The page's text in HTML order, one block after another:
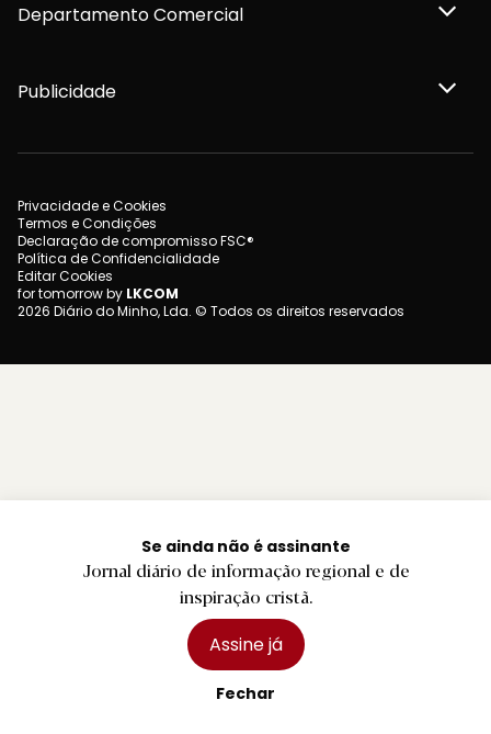
Se ainda não é assinante
Jornal diário de informação regional e de
inspiração cristã.
Assine já
Fechar
Departamento Comercial
Publicidade
Privacidade e Cookies
Termos e Condições
Declaração de compromisso FSC®
Política de Confidencialidade
Editar Cookies
for tomorrow by LKCOM
2026 Diário do Minho, Lda. © Todos os direitos reservados